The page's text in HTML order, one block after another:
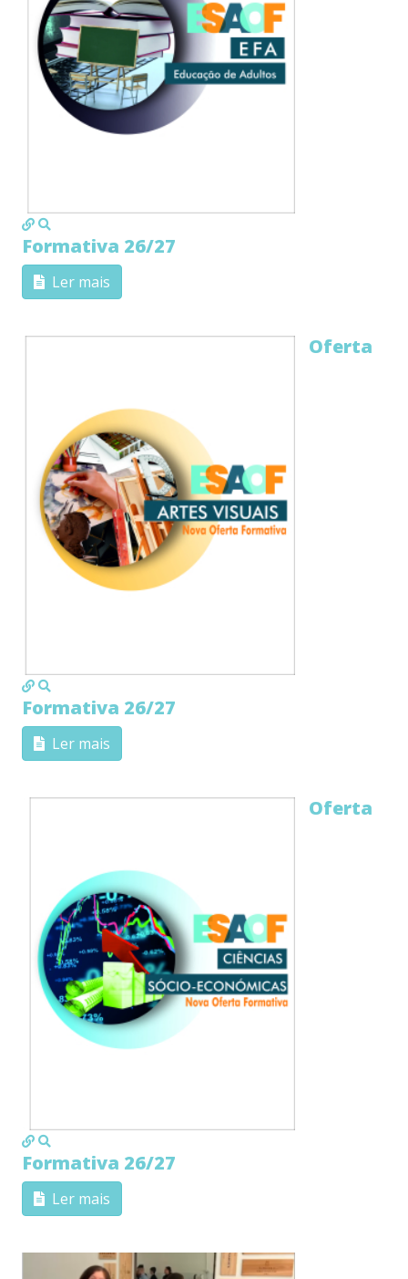
MOD_JTCS_VIEW_ARTICLE_LINK
Formativa 26/27
Ler mais
MOD_JTCS_VIEW_ARTICLE_LINK
Oferta
Formativa 26/27
Ler mais
MOD_JTCS_VIEW_ARTICLE_LINK
Oferta
Formativa 26/27
Ler mais